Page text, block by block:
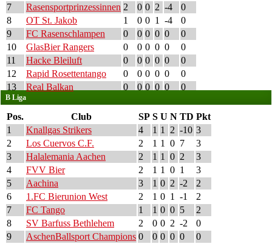
7
Rasensportprinzessinnen 2 0 0 2 -4
0
8
OT St. Jakob 1 0 0 1 -4
0
9
FC Rasenschlampen 0 0 0 0 0
0
10
GlasBier Rangers 0 0 0 0 0
0
11
Hacke Bleiluft 0 0 0 0 0
0
12
Rapid Rosettentango 0 0 0 0 0
0
13
Real Balkan 0 0 0 0 0 0
B Liga
Pos. Club SP S U N TD Pkt
1
Knallgas Strikers 4 1 1 2 -10 3
2
Los Cuervos C.F. 2 1 1 0 7
3
3
Halalemania Aachen 2 1 1 0 2
3
4
FVV Bier 2 1 1 0 1
3
5
Aachina 3 1 0 2 -2
2
6
1.FC Bierunion West 2 1 0 1 -1
2
7
FC Tango 1 1 0 0 5
2
8
SV Barfuss Bethlehem 2 0 0 2 -2
0
9
AschenBallsport Champions 0 0 0 0 0
0